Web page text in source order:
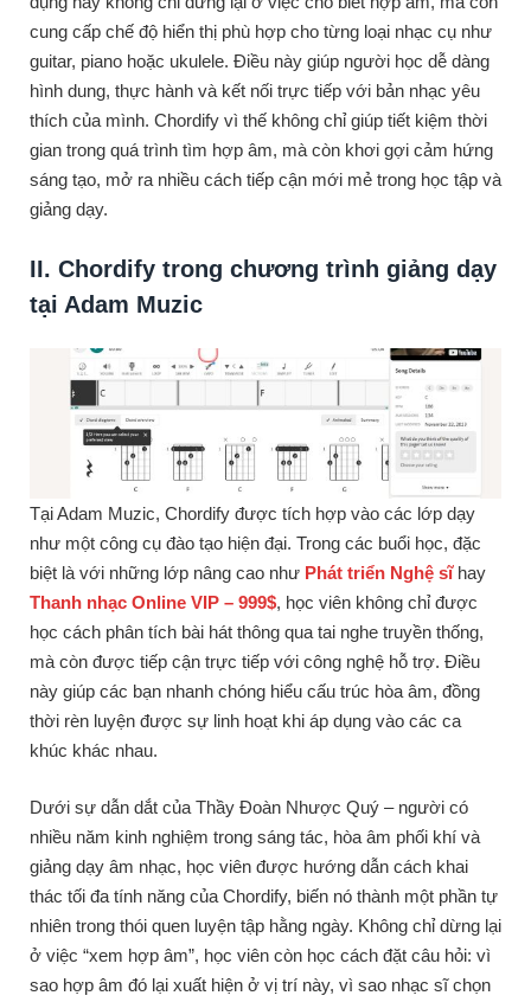
cung cấp chế độ hiển thị phù hợp cho từng loại nhạc cụ như
guitar, piano hoặc ukulele. Điều này giúp người học dễ dàng
hình dung, thực hành và kết nối trực tiếp với bản nhạc yêu
thích của mình. Chordify vì thế không chỉ giúp tiết kiệm thời
gian trong quá trình tìm hợp âm, mà còn khơi gợi cảm hứng
sáng tạo, mở ra nhiều cách tiếp cận mới mẻ trong học tập và
giảng dạy.
II. Chordify trong chương trình giảng dạy
tại Adam Muzic
Tại Adam Muzic, Chordify được tích hợp vào các lớp dạy
như một công cụ đào tạo hiện đại. Trong các buổi học, đặc
biệt là với những lớp nâng cao như Phát triển Nghệ sĩhay
Thanh nhạc Online VIP – 999$, học viên không chỉ được
học cách phân tích bài hát thông qua tai nghe truyền thống,
mà còn được tiếp cận trực tiếp với công nghệ hỗ trợ. Điều
này giúp các bạn nhanh chóng hiểu cấu trúc hòa âm, đồng
thời rèn luyện được sự linh hoạt khi áp dụng vào các ca
khúc khác nhau.
Dưới sự dẫn dắt của Thầy Đoàn Nhược Quý – người có
nhiều năm kinh nghiệm trong sáng tác, hòa âm phối khí và
giảng dạy âm nhạc, học viên được hướng dẫn cách khai
thác tối đa tính năng của Chordify, biến nó thành một phần tự
nhiên trong thói quen luyện tập hằng ngày. Không chỉ dừng lại
ở việc “xem hợp âm”, học viên còn học cách đặt câu hỏi: vì
sao hợp âm đó lại xuất hiện ở vị trí này, vì sao nhạc sĩ chọn